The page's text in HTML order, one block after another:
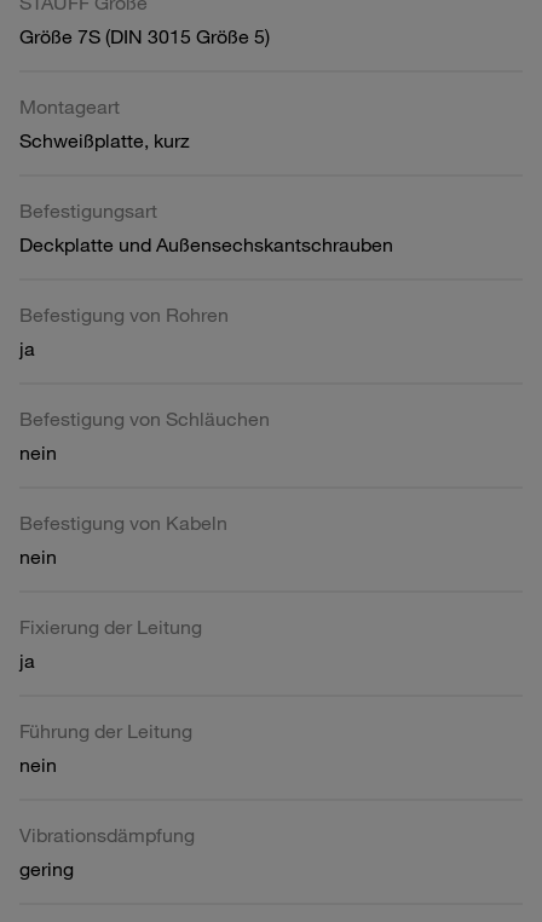
Größe 7S (DIN 3015 Größe 5)
Montageart
Schweißplatte, kurz
Befestigungsart
Deckplatte und Außensechskantschrauben
Befestigung von Rohren
ja
Befestigung von Schläuchen
nein
Befestigung von Kabeln
nein
Fixierung der Leitung
ja
Führung der Leitung
nein
Vibrationsdämpfung
gering